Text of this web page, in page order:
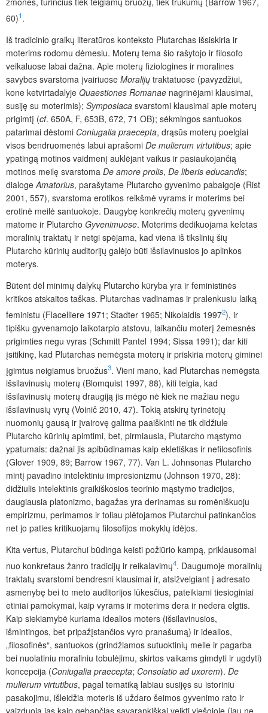
60)1.
Iš tradicinio graikų literatūros konteksto Plutarchas išsiskiria ir
moterims rodomu dėmesiu. Moterų tema šio rašytojo ir filosofo
veikaluose labai dažna. Apie moterų fiziologines ir moralines
savybes svarstoma įvairiuose Moralijų traktatuose (pavyzdžiui,
kone ketvirtadalyje Quaestiones Romanae nagrinėjami klausimai,
susiję su moterimis); Symposiaca svarstomi klausimai apie moterų
prigimtį (cf. 650A, F, 653B, 672, 71 OB); sėkmingos santuokos
patarimai dėstomi Coniugalia praecepta, drąsūs moterų poelgiai
visos bendruomenės labui aprašomi De mulierum virtutibus; apie
ypatingą motinos vaidmenį auklėjant vaikus ir pasiaukojančią
motinos meilę svarstoma De amore prolis, De liberis educandis;
dialoge Amatorius, parašytame Plutarcho gyvenimo pabaigoje (Rist
2001, 557), svarstoma erotikos reikšmė vyrams ir moterims bei
erotinė meilė santuokoje. Daugybę konkrečių moterų gyvenimų
matome ir Plutarcho Gyvenimuose. Moterims dedikuojama keletas
moralinių traktatų ir netgi spėjama, kad viena iš tikslinių šių
Plutarcho kūrinių auditorijų galėjo būti išsilavinusios jo aplinkos
moterys.
Būtent dėl minimų dalykų Plutarcho kūryba yra ir feministinės
kritikos atskaitos taškas. Plutarchas vadinamas ir pralenkusiu laiką
feministu (Flacelliere 1971; Stadter 1965; Nikolaidis 19972), ir
tipišku gyvenamojo laikotarpio atstovu, laikančiu moterį žemesnės
prigimties negu vyras (Schmitt Pantel 1994; Sissa 1991); dar kiti
įsitikinę, kad Plutarchas nemėgsta moterų ir priskiria moterų giminei
įgimtus neigiamus bruožus3. Vieni mano, kad Plutarchas nemėgsta
išsilavinusių moterų (Blomquist 1997, 88), kiti teigia, kad
išsilavinusių moterų draugiją jis mėgo nė kiek ne mažiau negu
išsilavinusių vyrų (Voinič 2010, 47). Tokią atskirų tyrinėtojų
nuomonių gausą ir įvairovę galima paaiškinti ne tik didžiule
Plutarcho kūrinių apimtimi, bet, pirmiausia, Plutarcho mąstymo
ypatumais: dažnai jis apibūdinamas kaip ekletiškas ir nefilosofinis
(Glover 1909, 89; Barrow 1967, 77). Van L. Johnsonas Plutarcho
mintį pavadino intelektiniu impresionizmu (Johnson 1970, 28):
didžiulis intelektinis graikiškosios teorinio mąstymo tradicijos,
daugiausia platonizmo, bagažas yra derinamas su romėniškuoju
empirizmu, perimamos ir toliau plėtojamos Plutarchui patinkančios
net jo paties kritikuojamų filosofijos mokyklų idėjos.
Kita vertus, Plutarchui būdinga keisti požiūrio kampą, priklausomai
nuo konkretaus žanro tradicijų ir reikalavimų4. Daugumoje moralinių
traktatų svarstomi bendresni klausimai ir, atsižvelgiant į adresato
asmenybę bei to meto auditorijos lūkesčius, pateikiami tiesioginiai
etiniai pamokymai, kaip vyrams ir moterims dera ir nedera elgtis.
Kaip siekiamybė kuriama idealios moters (išsilavinusios,
išmintingos, bet pripažįstančios vyro pranašumą) ir idealios,
„filosofinės“, santuokos (grindžiamos sutuoktinių meile ir pagarba
bei nuolatiniu moraliniu tobulėjimu, skirtos vaikams gimdyti ir ugdyti)
koncepcija (Coniugalia praecepta; Consolatio ad uxorem). De
mulierum virtutibus, pagal tematiką labiau susijęs su istoriniu
pasakojimu, išleidžia moteris iš uždaro šeimos gyvenimo rato ir
vaizduoja jas kaip gebančias savarankiškai veikti viešojoje (jau ne